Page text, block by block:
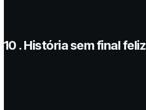
10 . História sem final feliz